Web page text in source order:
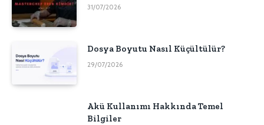
31/07/2026
Dosya Boyutu Nasıl Küçültülür?
29/07/2026
Akü Kullanımı Hakkında Temel
Bilgiler